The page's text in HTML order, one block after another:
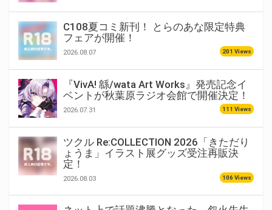
C108夏コミ新刊！ とらのあな限定特典
フェアが開催！
2026.08.07 201 Views
『VivA! 緜/wata Art Works』発売記念イ
ベントが秋葉原ラジオ会館で開催決定！
2026.07.31 111 Views
ツクル Re:COLLECTION 2026「きただり
ょうま」イラスト展グッズ受注再販決
定！
2026.08.03 106 Views